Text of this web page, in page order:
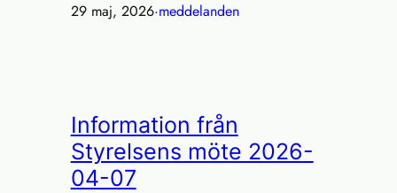
29 maj, 2026·meddelanden
Information från
Styrelsens möte 2026-
04-07